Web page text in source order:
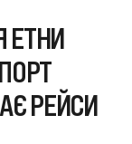
ЕТНИ
РЕЙСИ